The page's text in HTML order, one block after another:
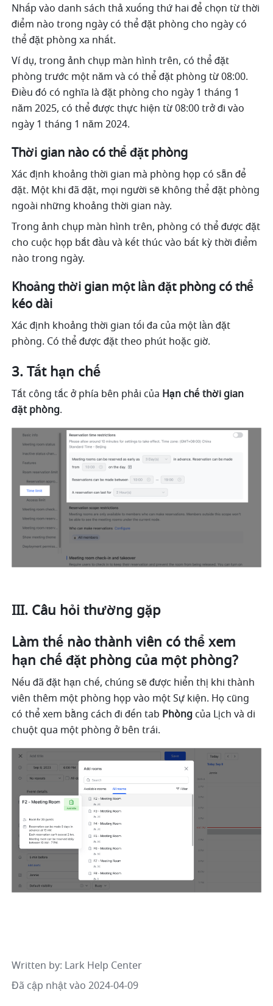
Nhấp vào danh sách thả xuống thứ hai để chọn từ thời
điểm nào trong ngày có thể đặt phòng cho ngày có
thể đặt phòng xa nhất.
Ví dụ, trong ảnh chụp màn hình trên, có thể đặt
phòng trước một năm và có thể đặt phòng từ 08:00.
Điều đó có nghĩa là đặt phòng cho ngày 1 tháng 1
năm 2025, có thể được thực hiện từ 08:00 trở đi vào
ngày 1 tháng 1 năm 2024.
Thời gian nào có thể đặt phòng
Xác định khoảng thời gian mà phòng họp có sẵn để
đặt. Một khi đã đặt, mọi người sẽ không thể đặt phòng
ngoài những khoảng thời gian này.
Trong ảnh chụp màn hình trên, phòng có thể được đặt
cho cuộc họp bắt đầu và kết thúc vào bất kỳ thời điểm
nào trong ngày.
Khoảng thời gian một lần đặt phòng có thể
kéo dài
Xác định khoảng thời gian tối đa của một lần đặt
phòng. Có thể được đặt theo phút hoặc giờ.
3. Tắt hạn chế
Tắt công tắc ở phía bên phải của Hạn chế thời gian
đặt phòng.
III. Câu hỏi thường gặp
Làm thế nào thành viên có thể xem
hạn chế đặt phòng của một phòng?
Nếu đã đặt hạn chế, chúng sẽ được hiển thị khi thành
viên thêm một phòng họp vào một Sự kiện. Họ cũng
có thể xem bằng cách đi đến tab Phòng của Lịch và di
chuột qua một phòng ở bên trái.
Written by: Lark Help Center
Đã cập nhật vào 2024-04-09